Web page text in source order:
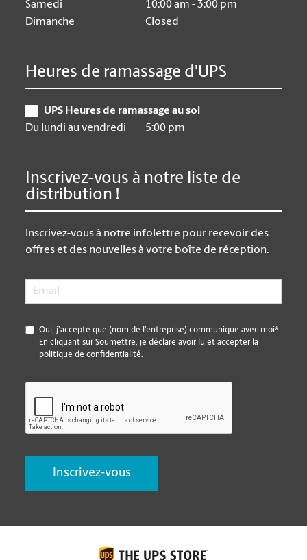
Samedi
10:00 am - 3:00 pm
Dimanche
Closed
Heures de ramassage d'UPS
UPS Heures de ramassage au sol
Du lundi au vendredi
5:00 pm
Inscrivez-vous à notre liste de
distribution !
Inscrivez-vous à notre infolettre pour recevoir des
offres et des nouvelles à votre boîte de réception.
Email
*
Oui, j’accepte que (nom de l’entreprise) communique avec moi*.
En cliquant sur Soumettre, je déclare avoir lu et accepter la
politique de confidentialité.